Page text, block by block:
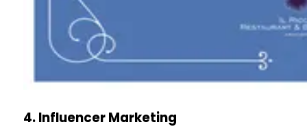
4. Influencer Marketing